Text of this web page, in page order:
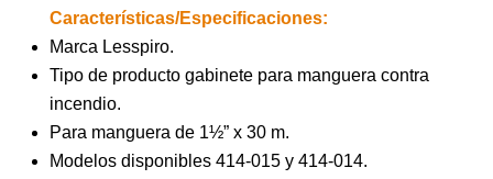
Características/Especificaciones:
Marca Lesspiro.
Tipo de producto gabinete para manguera contra
incendio.
Para manguera de 1½” x 30 m.
Modelos disponibles 414-015 y 414-014.